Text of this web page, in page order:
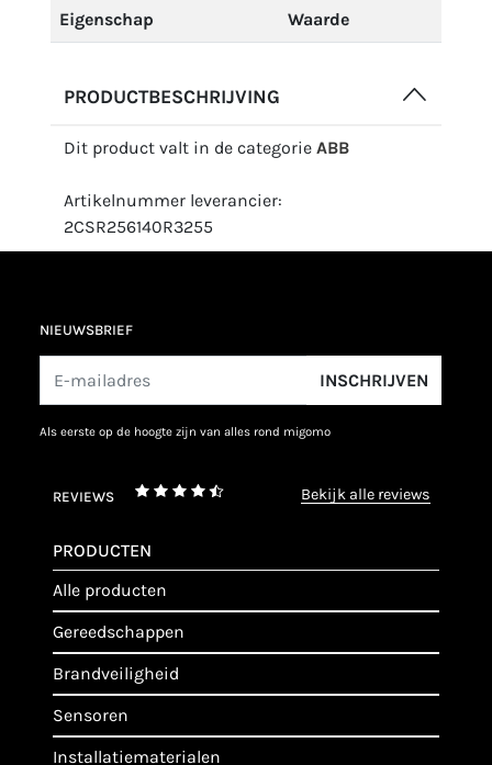
Eigenschap Waarde
PRODUCTBESCHRIJVING
Dit product valt in de categorie ABB
Artikelnummer leverancier:
2CSR256140R3255
NIEUWSBRIEF
INSCHRIJVEN
als eerste op de hoogte zijn van alles rond migomo
REVIEWS bekijk alle reviews
PRODUCTEN
alle producten
gereedschappen
brandveiligheid
sensoren
installatiematerialen